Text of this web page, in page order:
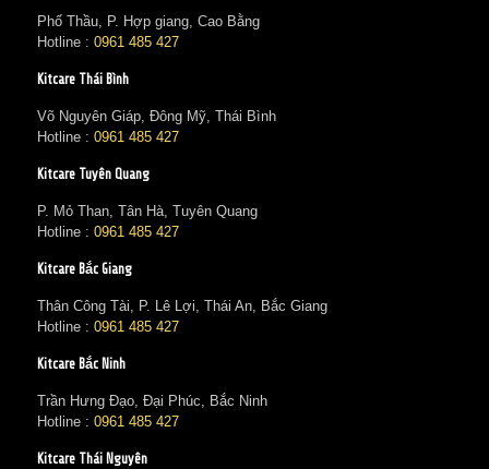
Phố Thầu, P. Hợp giang, Cao Bằng
Hotline : 0961 485 427
Kitcare Thái Bình
Võ Nguyên Giáp, Đông Mỹ, Thái Bình
Hotline : 0961 485 427
Kitcare Tuyên Quang
P. Mỏ Than, Tân Hà, Tuyên Quang
Hotline : 0961 485 427
Kitcare Bắc Giang
Thân Công Tài, P. Lê Lợi, Thái An, Bắc Giang
Hotline : 0961 485 427
Kitcare Bắc Ninh
Trần Hưng Đạo, Đại Phúc, Bắc Ninh
Hotline : 0961 485 427
Kitcare Thái Nguyên